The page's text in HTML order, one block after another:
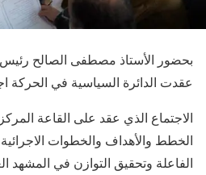
بحضور الأستاذ مصطفى الصالح
عقدت الدائرة السياسية في الحركة
الاجتماع الذي عقد على القاعة
الخطط والأهداف والخطوات
الفاعلة وتحقيق التوازن في المشهد